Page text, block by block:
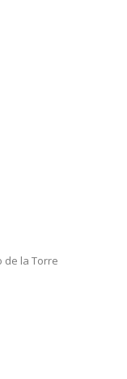
de la Torre